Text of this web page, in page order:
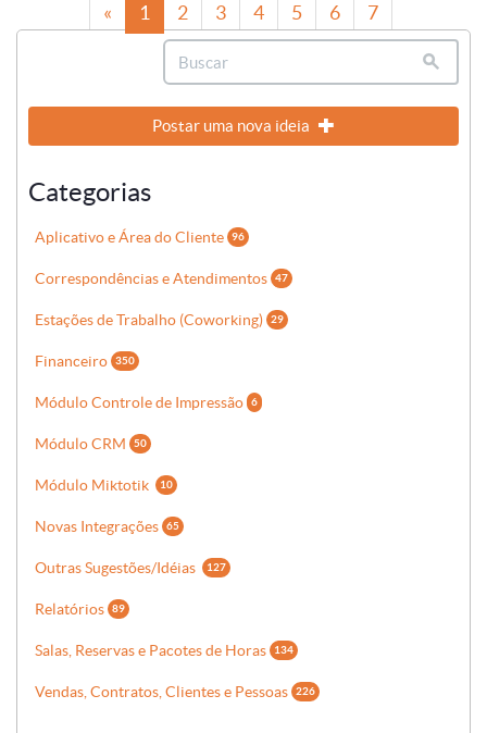
« 1 2 3 4 5 6
7
Postar uma nova ideia
Categorias
Aplicativo e Área do Cliente 96
Correspondências e Atendimentos 47
Estações de Trabalho (Coworking) 29
Financeiro 350
Módulo Controle de Impressão 6
Módulo CRM 50
Módulo Miktotik 10
Novas Integrações 65
Outras Sugestões/Idéias 127
Relatórios 89
Salas, Reservas e Pacotes de Horas 134
Vendas, Contratos, Clientes e Pessoas 226